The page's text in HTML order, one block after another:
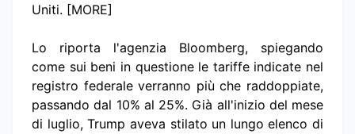
Uniti. [MORE]
Lo riporta l'agenzia Bloomberg, spiegando
come sui beni in questione le tariffe indicate nel
registro federale verranno più che raddoppiate,
passando dal 10% al 25%. Già all'inizio del mese
di luglio, Trump aveva stilato un lungo elenco di